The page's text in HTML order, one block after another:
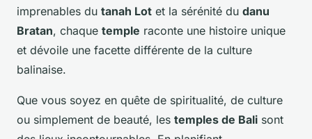
imprenables du tanah Lot et la sérénité du danu
Bratan, chaque temple raconte une histoire unique
et dévoile une facette différente de la culture
balinaise.
Que vous soyez en quête de spiritualité, de culture
ou simplement de beauté, les temples de Bali sont